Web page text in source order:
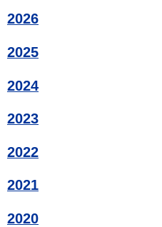
2026
2025
2024
2023
2022
2021
2020